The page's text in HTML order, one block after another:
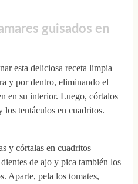
guisados en
esta deliciosa receta limpia
y por dentro, eliminando el
en su interior. Luego, córtalos
los tentáculos en cuadritos.
y córtalas en cuadritos
de ajo y pica también los
Aparte, pela los tomates,